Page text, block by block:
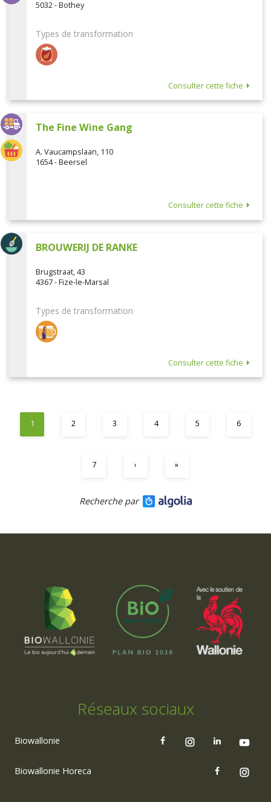
5032 - Bothey
Types de transformation
Consulter cette fiche
The Fine Wine Gang
A. Vaucampslaan, 110
1654 - Beersel
Consulter cette fiche
BROUWERIJ DE RANKE
Brugstraat, 43
4367 - Fize-le-Marsal
Types de transformation
Consulter cette fiche
1 2 3 4 5 6
7 › »
Recherche par
Réseaux sociaux
Biowallonie
Biowallonie Horeca